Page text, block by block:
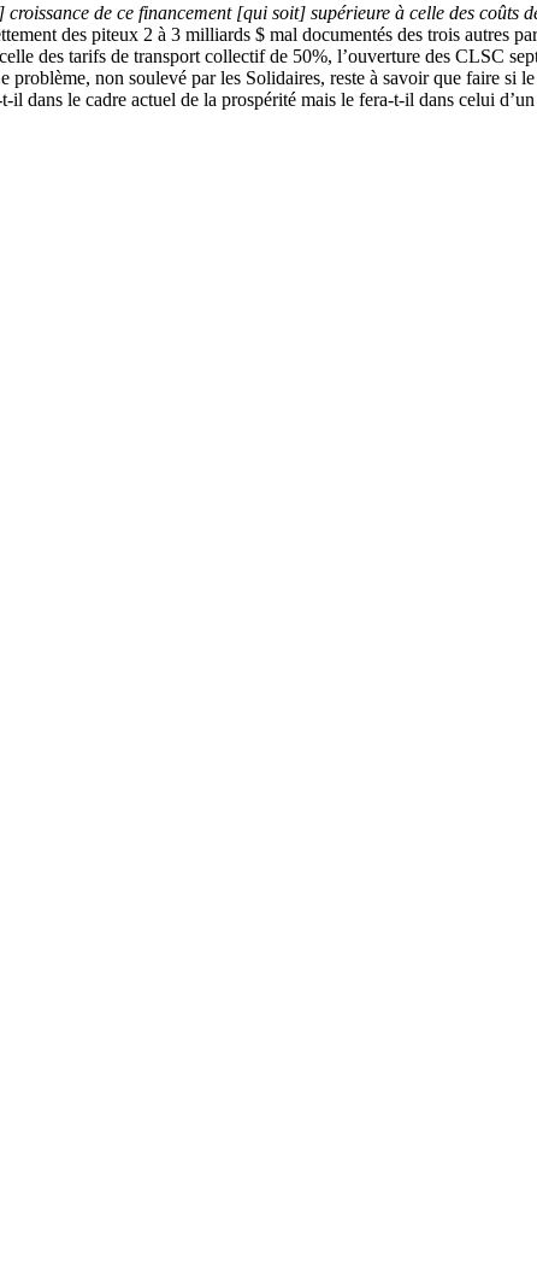
de ce financement [qui soit] supérieure à celle des coûts
des piteux 2 à 3 milliards $ mal documentés des trois autres
des tarifs de transport collectif de 50%, l’ouverture des CLSC
non soulevé par les Solidaires, reste à savoir que faire si
dans le cadre actuel de la prospérité mais le fera-t-il dans celui